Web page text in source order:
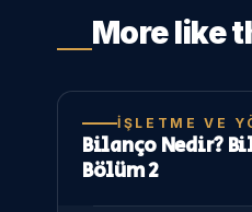
More like
İŞLETME VE
Bilanço Nedir?
Bölüm 2